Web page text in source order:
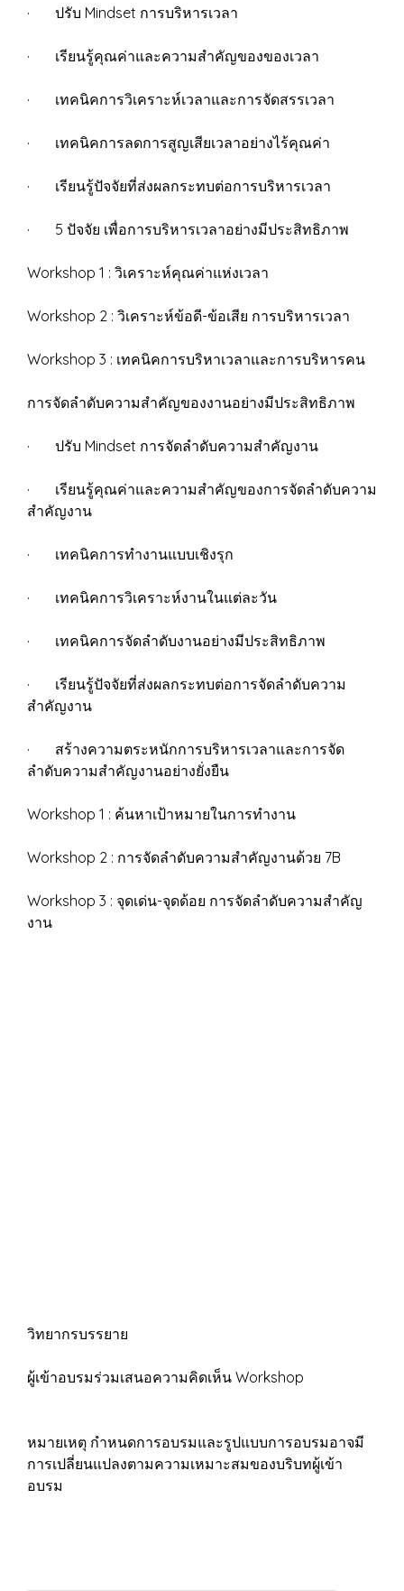
· ปรับ Mindset การบริหารเวลา
· เรียนรู้คุณค่าและความสำคัญของของเวลา
· เทคนิคการวิเคราะห์เวลาและการจัดสรรเวลา
· เทคนิคการลดการสูญเสียเวลาอย่างไร้คุณค่า
· เรียนรู้ปัจจัยที่ส่งผลกระทบต่อการบริหารเวลา
· 5 ปัจจัย เพื่อการบริหารเวลาอย่างมีประสิทธิภาพ
Workshop 1 : วิเคราะห์คุณค่าแห่งเวลา
Workshop 2 : วิเคราะห์ข้อดี-ข้อเสีย การบริหารเวลา
Workshop 3 : เทคนิคการบริหาเวลาและการบริหารคน
การจัดลำดับความสำคัญของงานอย่างมีประสิทธิภาพ
· ปรับ Mindset การจัดลำดับความสำคัญงาน
· เรียนรู้คุณค่าและความสำคัญของการจัดลำดับความ
สำคัญงาน
· เทคนิคการทำงานแบบเชิงรุก
· เทคนิคการวิเคราะห์งานในแต่ละวัน
· เทคนิคการจัดลำดับงานอย่างมีประสิทธิภาพ
· เรียนรู้ปัจจัยที่ส่งผลกระทบต่อการจัดลำดับความ
สำคัญงาน
· สร้างความตระหนักการบริหารเวลาและการจัด
ลำดับความสำคัญงานอย่างยั่งยืน
Workshop 1 : ค้นหาเป้าหมายในการทำงาน
Workshop 2 : การจัดลำดับความสำคัญงานด้วย 7B
Workshop 3 : จุดเด่น-จุดด้อย การจัดลำดับความสำคัญ
งาน
วิทยากรบรรยาย
ผู้เข้าอบรมร่วมเสนอความคิดเห็น Workshop
หมายเหตุ กำหนดการอบรมและรูปแบบการอบรมอาจมี
การเปลี่ยนแปลงตามความเหมาะสมของบริบทผู้เข้า
อบรม